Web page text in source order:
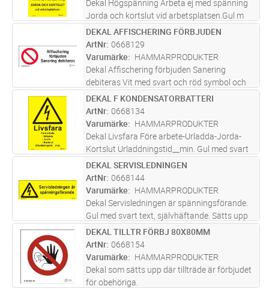
Dekal Högspänning Arbeta ej med spänning
Jorda och kortslut vid arbetsplatsen.Gul m
svart text, självhäftandeFör lucka eller dörr till
kopplingsutrustning vid högspänning. (Vid
arbete utan spänning.)
FP Lägg i kundvagn
DEKAL AFFISCHERING FÖRBJUDEN
ArtNr 0668129
Varumärke
HAMMARPRODUKTER
Dekal Affischering förbjuden Sanering
debiteras Vit med svart och röd symbol och
text. Självhäftande. Sätts upp på platser som
är utsatta för affischering.
ST Lägg i kundvagn
DEKAL F KONDENSATORBATTERI
ArtNr 0668134
Varumärke
HAMMARPRODUKTER
Dekal Livsfara Före arbete-Urladda-Jorda-
Kortslut Urladdningstid__min. Gul med svart
text. Självhäftande. Placeras på
kondensatorbatteri och för elektrofilter, samt
på dörr eller lucka eller dylikt s ...läs mer
FP Lägg i kundvagn
DEKAL SERVISLEDNINGEN
ArtNr 0668144
Varumärke
HAMMARPRODUKTER
Dekal Servisledningen är spänningsförande.
Gul med svart text, självhäftande. Sätts upp
vid servisledningar.
ST Lägg i kundvagn
DEKAL TILLTR FÖRBJ 80X80MM
ArtNr 0668154
Varumärke
HAMMARPRODUKTER
Dekal som sätts upp där tillträde är förbjudet
för obehöriga.